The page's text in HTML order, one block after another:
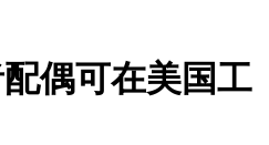
偶可在美国工